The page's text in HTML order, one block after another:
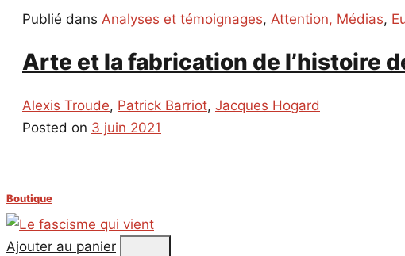
Publié dans Analyses et témoignages, Attention, Médias,
Arte et la fabrication de l’histoire
Alexis Troude, Patrick Barriot, Jacques Hogard
Posted on 3 juin 2021
Boutique
Ajouter au panier